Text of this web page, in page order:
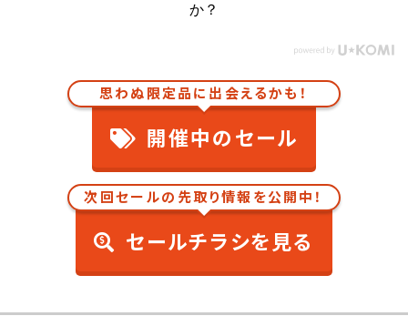
か？
思わぬ限定品に出会えるかも！
開催中のセール
次回セールの先取り情報を公開中！
セールチラシを見る